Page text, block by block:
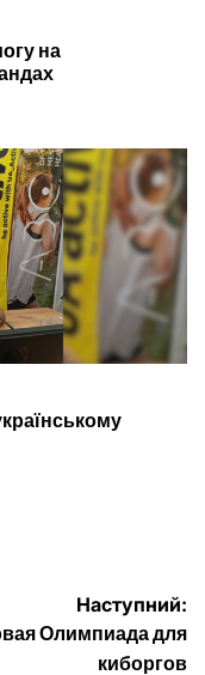
на
Наступний:
Олимпиада для
киборгов